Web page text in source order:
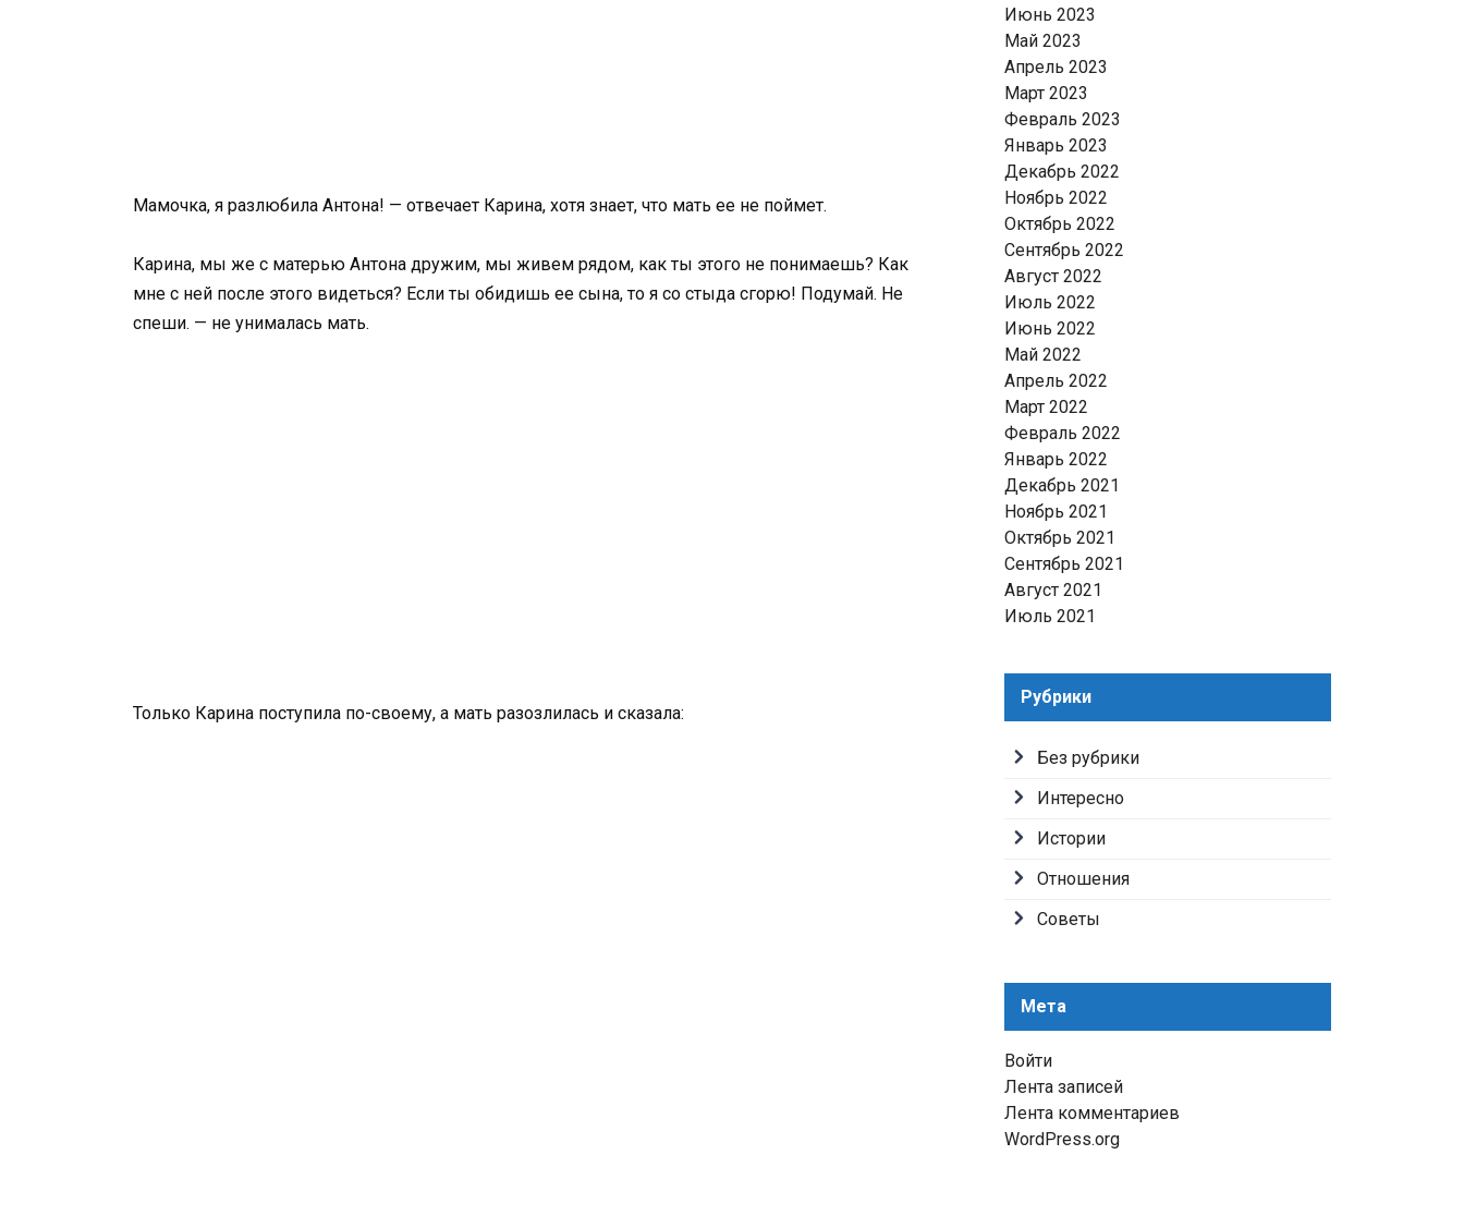
Мамочка, я разлюбила Антона! — отвечает Карина, хотя знает, что мать ее не поймет.
Карина, мы же с матерью Антона дружим, мы живем рядом, как ты этого не понимаешь? Как
мне с ней после этого видеться? Если ты обидишь ее сына, то я со стыда сгорю! Подумай. Не
спеши. — не унималась мать.
Только Карина поступила по-своему, а мать разозлилась и сказала:
Июнь 2023
Май 2023
Апрель 2023
Март 2023
Февраль 2023
Январь 2023
Декабрь 2022
Ноябрь 2022
Октябрь 2022
Сентябрь 2022
Август 2022
Июль 2022
Июнь 2022
Май 2022
Апрель 2022
Март 2022
Февраль 2022
Январь 2022
Декабрь 2021
Ноябрь 2021
Октябрь 2021
Сентябрь 2021
Август 2021
Июль 2021
Рубрики
Без рубрики
Интересно
Истории
Отношения
Советы
Мета
Войти
Лента записей
Лента комментариев
WordPress.org